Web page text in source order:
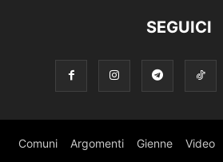
SEGUICI
Comuni Argomenti Gienne Video